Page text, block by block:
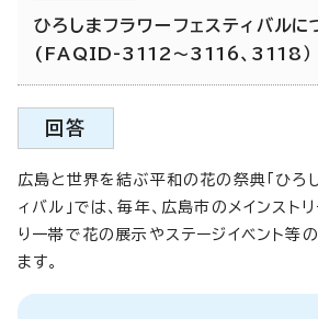
ひろしまフラワーフェスティバルに
(FAQID-3112～3116、3118）
回答
広島と世界を結ぶ平和の花の祭典「ひろ
ィバル」では、毎年、広島市のメインスト
り一帯で花の展示やステージイベント等
ます。